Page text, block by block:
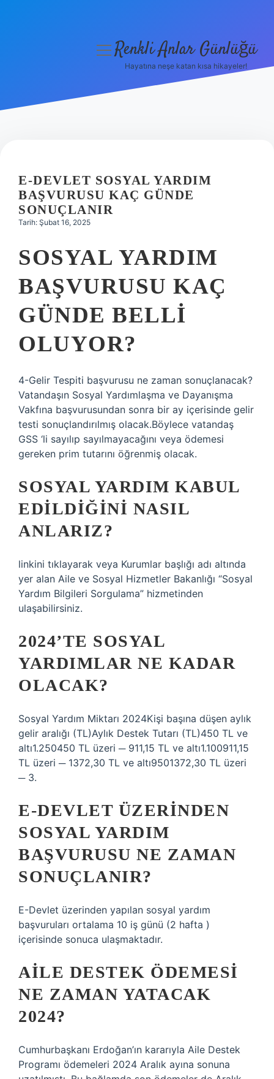
Hakkımızda
menüyüRenkli Anlar Günlüğü
Hayatına neşe katan kısa hikayeler!
E-DEVLET SOSYAL YARDIM
BAŞVURUSU KAÇ GÜNDE
SONUÇLANIR
Tarih: Şubat 16, 2025
SOSYAL YARDIM
BAŞVURUSU KAÇ
GÜNDE BELLI
OLUYOR?
4-Gelir Tespiti başvurusu ne zaman sonuçlanacak?
Vatandaşın Sosyal Yardımlaşma ve Dayanışma
Vakfına başvurusundan sonra bir ay içerisinde gelir
testi sonuçlandırılmış olacak.Böylece vatandaş
GSS ‘li sayılıp sayılmayacağını veya ödemesi
gereken prim tutarını öğrenmiş olacak.
SOSYAL YARDIM KABUL
EDILDIĞINI NASIL
ANLARIZ?
linkini tıklayarak veya Kurumlar başlığı adı altında
yer alan Aile ve Sosyal Hizmetler Bakanlığı “Sosyal
Yardım Bilgileri Sorgulama” hizmetinden
ulaşabilirsiniz.
2024’TE SOSYAL
YARDIMLAR NE KADAR
OLACAK?
Sosyal Yardım Miktarı 2024Kişi başına düşen aylık
gelir aralığı (TL)Aylık Destek Tutarı (TL)450 TL ve
altı1.250450 TL üzeri ─ 911,15 TL ve altı1.100911,15
TL üzeri ─ 1372,30 TL ve altı9501372,30 TL üzeri
─ 3.
E-DEVLET ÜZERINDEN
SOSYAL YARDIM
BAŞVURUSU NE ZAMAN
SONUÇLANIR?
E-Devlet üzerinden yapılan sosyal yardım
başvuruları ortalama 10 iş günü (2 hafta )
içerisinde sonuca ulaşmaktadır.
AILE DESTEK ÖDEMESI
NE ZAMAN YATACAK
2024?
Cumhurbaşkanı Erdoğan’ın kararıyla Aile Destek
Programı ödemeleri 2024 Aralık ayına sonuna